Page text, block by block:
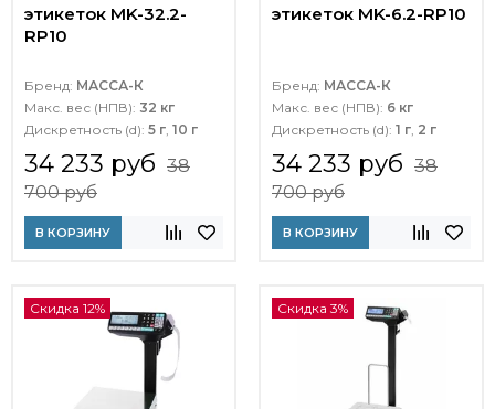
этикеток MK-32.2-
RP10
Бренд: МАССА-К
Макс. вес (НПВ): 32 кг
Дискретность (d): 5 г, 10 г
34 233 руб 38
700 руб
В КОРЗИНУ
этикеток MK-6.2-RP10
Бренд: МАССА-К
Макс. вес (НПВ): 6 кг
Дискретность (d): 1 г, 2 г
34 233 руб 38
700 руб
В КОРЗИНУ
Скидка 12% Скидка 3%